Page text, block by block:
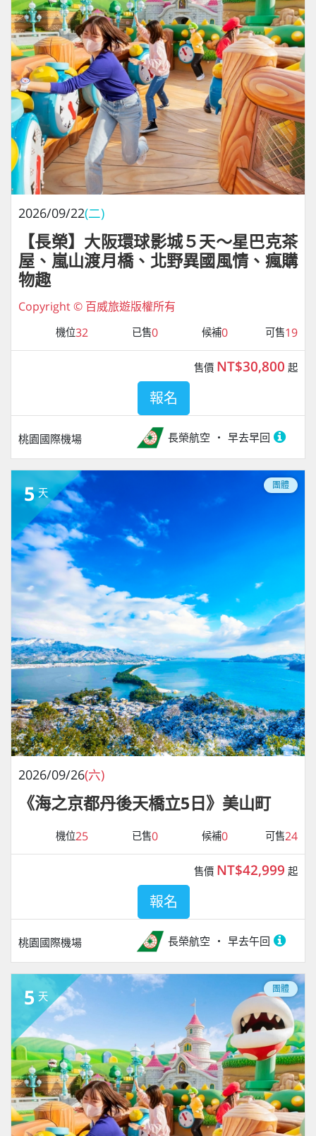
2026/09/22(二)
【長榮】大阪環球影城５天～星巴克茶
屋、嵐山渡月橋、北野異國風情、瘋購
物趣
Copyright © 百威旅遊版權所有
機位32 已售0 候補0 可售19
桃園國際機場 長榮航空 早去早回
售價 NT$30,800 起
報名
5 天
團體
2026/09/26(六)
《海之京都丹後天橋立5日》美山町
機位25 已售0 候補0 可售24
桃園國際機場 長榮航空 早去午回
售價 NT$42,999 起
報名
5 天
團體